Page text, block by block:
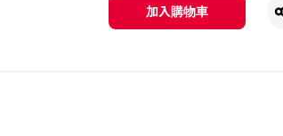
加入購物車